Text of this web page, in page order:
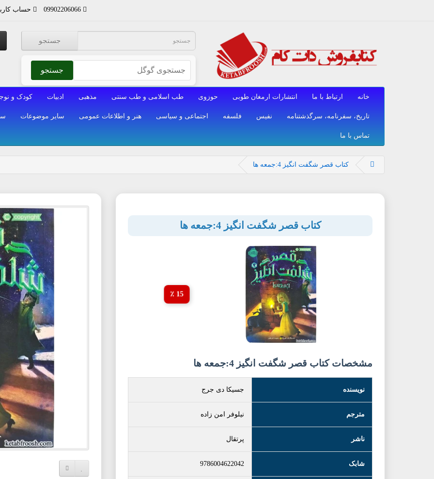
09902206066 حساب
جستجو
جستجو
خانه ارتباط با ما انتشارات ارمغان طوبی حوزوی طب اسلامی و طب سنتی مذهبی ادبیات کودک و
تاریخ، سفرنامه، سرگذشتنامه نفیس فلسفه اجتماعی و سیاسی هنر و اطلاعات عمومی سایر موضوعات
تماس با ما
کتاب قصر شگفت انگیز 4:جمعه ها
کتاب قصر شگفت انگیز 4:جمعه ها
15 ٪
مشخصات کتاب قصر شگفت انگیز 4:جمعه ها
نویسنده جسیکا دی جرج
مترجم نیلوفر امن زاده
ناشر پرتقال
شابک 9786004622042
افزودن به لیست دلخواه